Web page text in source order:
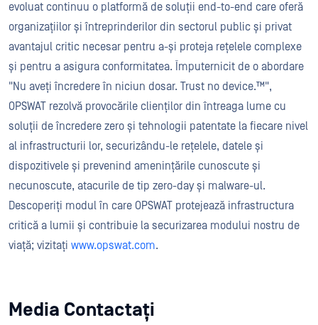
evoluat continuu o platformă de soluții end-to-end care oferă
organizațiilor și întreprinderilor din sectorul public și privat
avantajul critic necesar pentru a-și proteja rețelele complexe
și pentru a asigura conformitatea. Împuternicit de o abordare
"Nu aveți încredere în niciun dosar. Trust no device.™",
OPSWAT rezolvă provocările clienților din întreaga lume cu
soluții de încredere zero și tehnologii patentate la fiecare nivel
al infrastructurii lor, securizându-le rețelele, datele și
dispozitivele și prevenind amenințările cunoscute și
necunoscute, atacurile de tip zero-day și malware-ul.
Descoperiți modul în care OPSWAT protejează infrastructura
critică a lumii și contribuie la securizarea modului nostru de
viață; vizitați www.opswat.com.
Media Contactați